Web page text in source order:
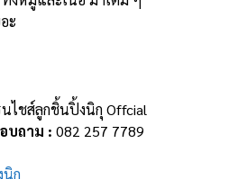
ะ
ไชส์ลูกชิ้นปิ้งนิกุ Offcial
บถาม : 082 257 7789
กุ